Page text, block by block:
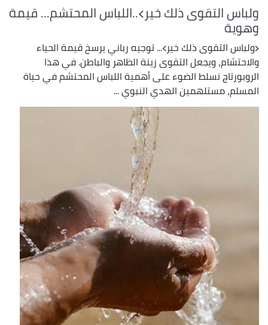
ولباس التقوى ذلك خير﴾..اللباس المحتشم... قيمة
وهوية
﴿ولباس التقوى ذلك خير﴾... توجيه رباني يرسخ قيمة الحياء
والاحتشام، ويجعل التقوى زينة الظاهر والباطن. في هذا
الروبورتاج نسلط الضوء على أهمية اللباس المحتشم في حياة
المسلم، مستلهمين الهدي النبوي ...